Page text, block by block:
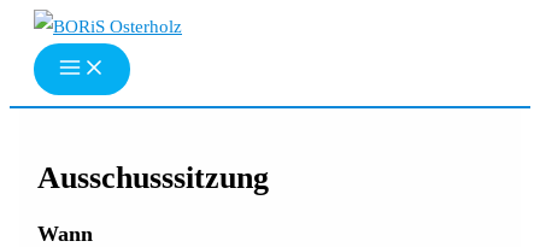
Zum
Inhalt
springen
Ausschusssitzung
Wann